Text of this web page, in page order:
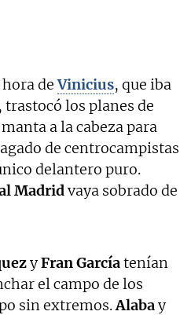
hora deVinicius, que iba
los planes de
a la cabeza para
de centrocampistas
delantero puro.
Madridvaya sobrado de
yFran Garcíatenían
el campo de los
sin extremos.Alabay